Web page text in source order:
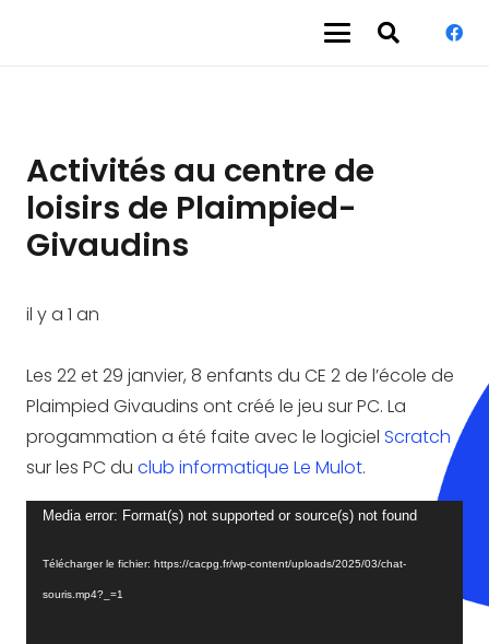
Activités au centre de
loisirs de Plaimpied-
Givaudins
il y a 1 an
Les 22 et 29 janvier, 8 enfants du CE 2 de l’école de
Plaimpied Givaudins ont créé le jeu sur PC. La
progammation a été faite avec le logiciel Scratch
sur les PC du club informatique Le Mulot.
Lecteur
Media error: Format(s) not supported or source(s) not found
Télécharger le fichier: https://cacpg.fr/wp-content/uploads/2025/03/chat-
souris.mp4?_=1